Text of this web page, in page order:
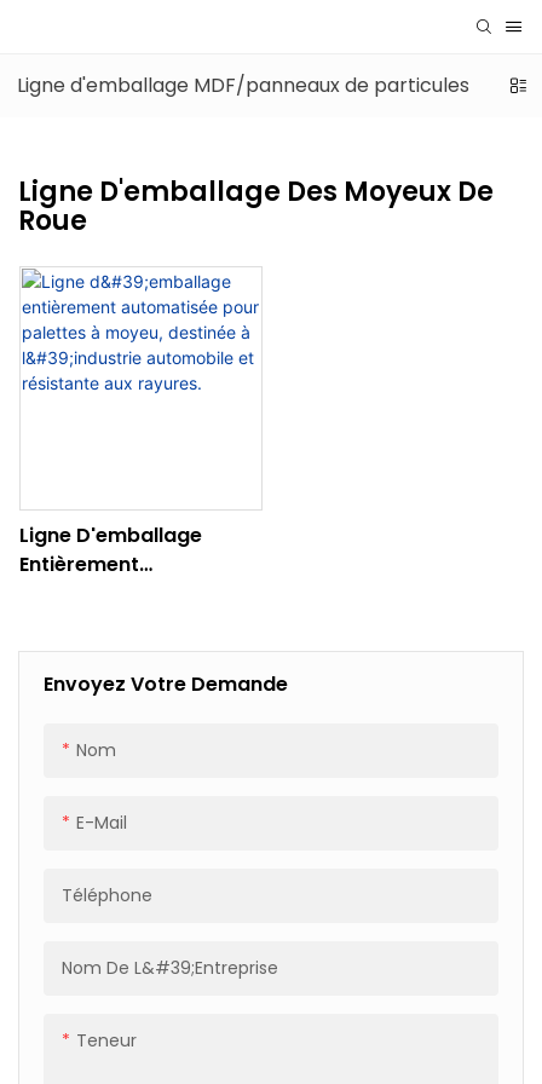
Ligne d'emballage MDF/panneaux de particules
Ligne D'emballage Des Moyeux De
Roue
Envoyez Votre Demande
Nom
E-Mail
Téléphone
Nom De L&#39;entreprise
Teneur
Ligne D'emballage
Entièrement
Destinée À L'industrie
Automobile Et